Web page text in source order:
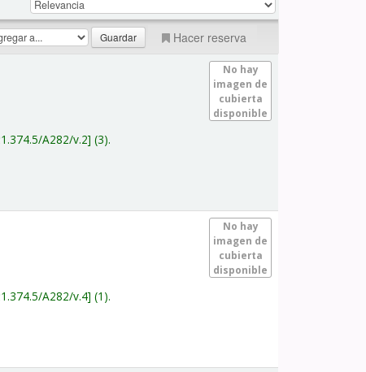
Hacer reserva
No hay
imagen de
cubierta
disponible
A282/v.2 (3).
No hay
imagen de
cubierta
disponible
A282/v.4 (1).